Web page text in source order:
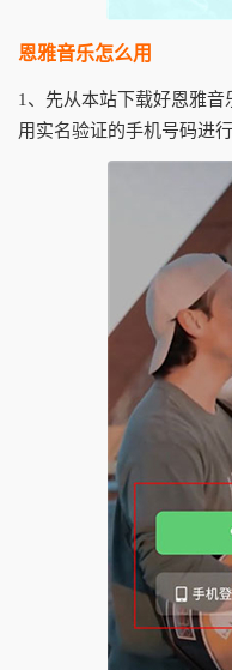
恩雅音乐怎么用
1、先从本站下载好恩雅
用实名验证的手机号码进行